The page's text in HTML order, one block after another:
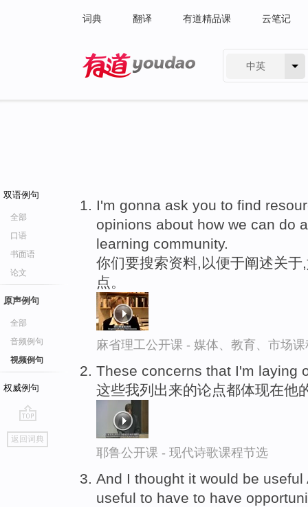
词典 翻译 有道精品课 云笔记
中英
双语例句
全部
口语
书面语
论文
原声例句
全部
音频例句
视频例句
权威例句
go
top
返回词典
I'm gonna ask you to find
opinions about how we can do
learning community.
你们要搜索资料,以便于阐述关
点。
麻省理工公开课 - 媒体、教育、市场
These concerns that I'm laying
这些我列出来的论点都体现在他
耶鲁公开课 - 现代诗歌课程节选
And I thought it would be
useful to have to have